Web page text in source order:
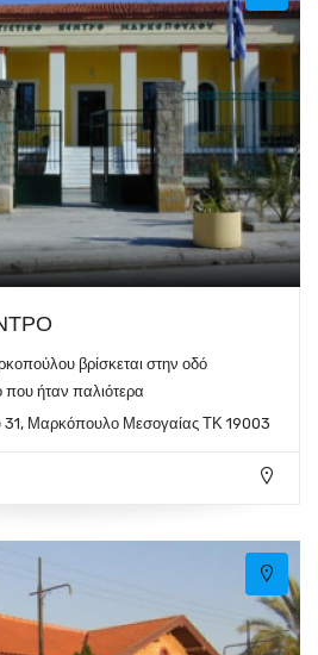
βρίσκεται στην οδό
που ήταν παλιότερα
31, Μαρκόπουλο Μεσογαίας ΤΚ 19003